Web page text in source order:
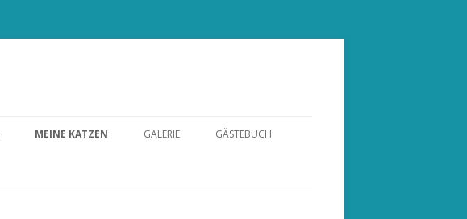
MEINE KATZEN GALERIE GÄSTEBUCH